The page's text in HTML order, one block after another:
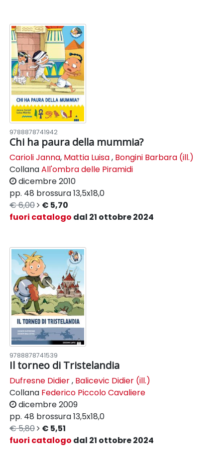
9788878741942
Chi ha paura della mummia?
Carioli Janna, Mattia Luisa, Bongini Barbara (ill.)
CollanaAll'ombra delle Piramidi
dicembre 2010
pp. 48 brossura13,5x18,0
€ 6,00
€ 5,70
fuori catalogo dal 21 ottobre 2024
9788878741539
Il torneo di Tristelandia
Dufresne Didier, Balicevic Didier (ill.)
Collana Federico Piccolo Cavaliere
dicembre 2009
pp. 48 brossura13,5x18,0
€ 5,80
€ 5,51
fuori catalogo dal 21 ottobre 2024